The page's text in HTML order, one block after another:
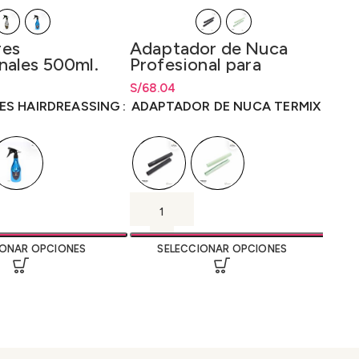
500ml.
desde
HAIRDREASSING
OPCIONES
Adaptador de Nuca
Profesional para
Lavacabeza Termix
S/68.04
Rango de precios: desde
S/68.04hasta S/68.04
ADAPTADOR DE NUCA TERMIX
SELECCIONAR OPCIONES